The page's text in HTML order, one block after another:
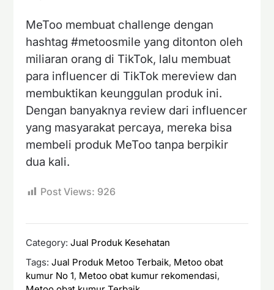
MeToo membuat challenge dengan
hashtag #metoosmile yang ditonton oleh
miliaran orang di TikTok, lalu membuat
para influencer di TikTok mereview dan
membuktikan keunggulan produk ini.
Dengan banyaknya review dari influencer
yang masyarakat percaya, mereka bisa
membeli produk MeToo tanpa berpikir
dua kali.
Post Views: 926
Category:Jual Produk Kesehatan
Tags:Jual Produk Metoo Terbaik, Metoo obat
kumur No 1, Metoo obat kumur rekomendasi,